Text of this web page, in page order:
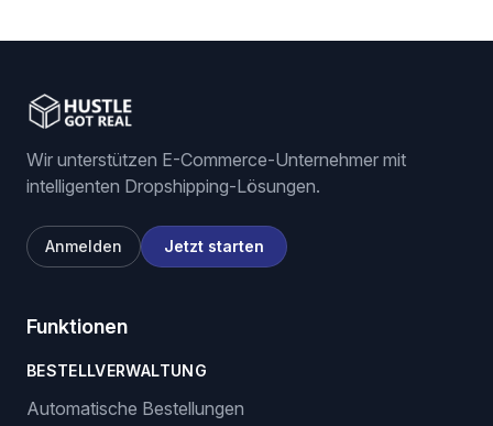
Wir unterstützen E-Commerce-Unternehmer mit
intelligenten Dropshipping-Lösungen.
Anmelden Jetzt starten
Funktionen
BESTELLVERWALTUNG
Automatische Bestellungen